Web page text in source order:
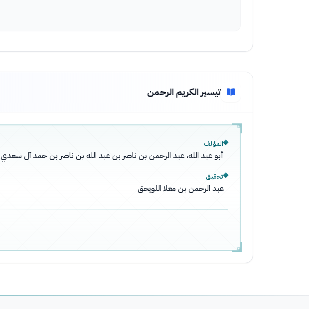
تيسير الكريم الرحمن
المؤلف
أبو عبد الله، عبد الرحمن بن ناصر بن عبد الله بن ناصر بن حمد آل سعدي
تحقيق
عبد الرحمن بن معلا اللويحق